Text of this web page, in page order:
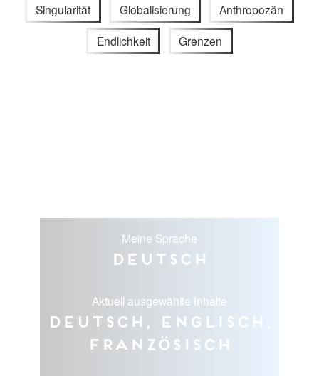
Singularität Globalisierung Anthropozän
Endlichkeit Grenzen
Meine Sprache
Deutsch
Aktuell ausgewählte Inhalte
Deutsch, Englisch,
Französisch